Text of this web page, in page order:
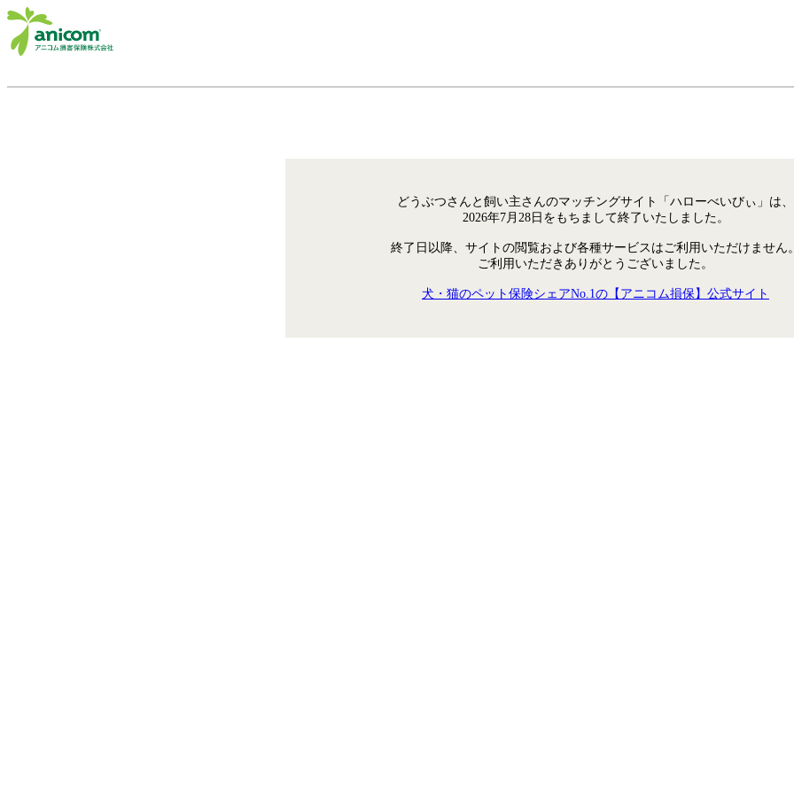
どうぶつさんと飼い主さんのマッチングサイト「ハローべいびぃ」は、
2026年7月28日をもちまして終了いたしました。
終了日以降、サイトの閲覧および各種サービスはご利用いただけません
ご利用いただきありがとうございました。
犬・猫のペット保険シェアNo.1の【アニコム損保】公式サイト